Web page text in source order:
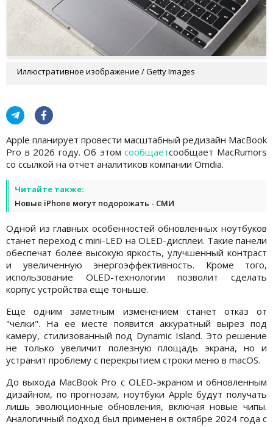
Иллюстративное изображение / Getty Images
Apple планирует провести масштабный редизайн MacBook
Pro в 2026 году. Об этомсообщаетсообщает MacRumors
со ссылкой на отчет аналитиков компании Omdia.
Читайте также:
Новые iPhone могут подорожать - СМИ
Одной из главных особенностей обновленных ноутбуков
станет переход с mini-LED на OLED-дисплеи. Такие панели
обеспечат более высокую яркость, улучшенный контраст
и увеличенную энергоэффективность. Кроме того,
использование OLED-технологии позволит сделать
корпус устройства еще тоньше.
Еще одним заметным изменением станет отказ от
"челки". На ее месте появится аккуратный вырез под
камеру, стилизованный под Dynamic Island. Это решение
не только увеличит полезную площадь экрана, но и
устранит проблему с перекрытием строки меню в macOS.
До выхода MacBook Pro с OLED-экраном и обновленным
дизайном, по прогнозам, ноутбуки Apple будут получать
лишь эволюционные обновления, включая новые чипы.
Аналогичный подход был применен в октябре 2024 года с